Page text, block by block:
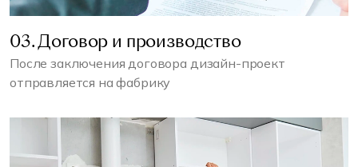
03. Договор и производство
После заключения договора дизайн-проект
отправляется на фабрику